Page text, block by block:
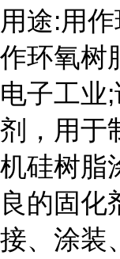
用途:用
作环氧树
电子工业
剂，用于
机硅树脂
良的固化
接、涂装